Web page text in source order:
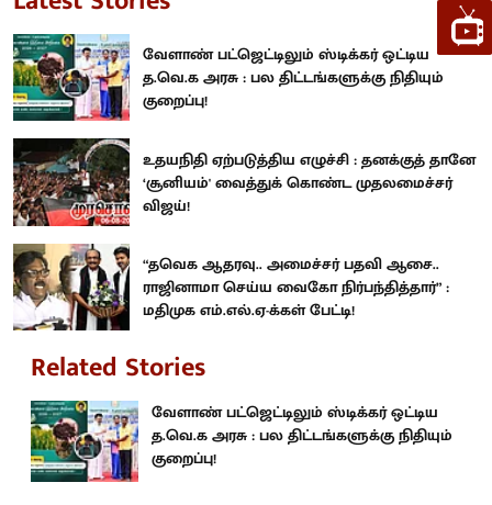
வேளாண் பட்ஜெட்டிலும் ஸ்டிக்கர் ஒட்டிய
த.வெ.க அரசு : பல திட்டங்களுக்கு நிதியும்
குறைப்பு!
உதயநிதி ஏற்படுத்திய எழுச்சி : தனக்குத் தானே
‘சூனியம்' வைத்துக் கொண்ட முதலமைச்சர்
விஜய்!
“தவெக ஆதரவு.. அமைச்சர் பதவி ஆசை..
ராஜினாமா செய்ய வைகோ நிர்பந்தித்தார்” :
மதிமுக எம்.எல்.ஏ-க்கள் பேட்டி!
Related Stories
வேளாண் பட்ஜெட்டிலும் ஸ்டிக்கர் ஒட்டிய
த.வெ.க அரசு : பல திட்டங்களுக்கு நிதியும்
குறைப்பு!